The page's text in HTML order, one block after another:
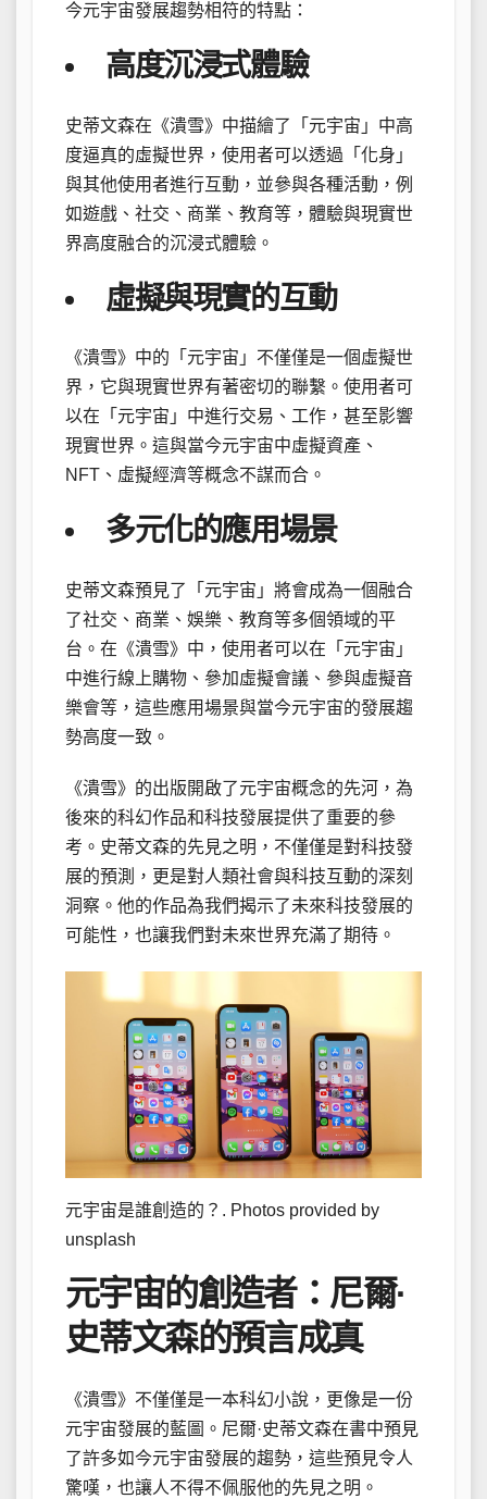
今元宇宙發展趨勢相符的特點：
高度沉浸式體驗
史蒂文森在《潰雪》中描繪了「元宇宙」中高
度逼真的虛擬世界，使用者可以透過「化身」
與其他使用者進行互動，並參與各種活動，例
如遊戲、社交、商業、教育等，體驗與現實世
界高度融合的沉浸式體驗。
虛擬與現實的互動
《潰雪》中的「元宇宙」不僅僅是一個虛擬世
界，它與現實世界有著密切的聯繫。使用者可
以在「元宇宙」中進行交易、工作，甚至影響
現實世界。這與當今元宇宙中虛擬資產、
NFT、虛擬經濟等概念不謀而合。
多元化的應用場景
史蒂文森預見了「元宇宙」將會成為一個融合
了社交、商業、娛樂、教育等多個領域的平
台。在《潰雪》中，使用者可以在「元宇宙」
中進行線上購物、參加虛擬會議、參與虛擬音
樂會等，這些應用場景與當今元宇宙的發展趨
勢高度一致。
《潰雪》的出版開啟了元宇宙概念的先河，為
後來的科幻作品和科技發展提供了重要的參
考。史蒂文森的先見之明，不僅僅是對科技發
展的預測，更是對人類社會與科技互動的深刻
洞察。他的作品為我們揭示了未來科技發展的
可能性，也讓我們對未來世界充滿了期待。
元宇宙是誰創造的？. Photos provided by
unsplash
元宇宙的創造者：尼爾·
史蒂文森的預言成真
《潰雪》不僅僅是一本科幻小說，更像是一份
元宇宙發展的藍圖。尼爾·史蒂文森在書中預見
了許多如今元宇宙發展的趨勢，這些預見令人
驚嘆，也讓人不得不佩服他的先見之明。